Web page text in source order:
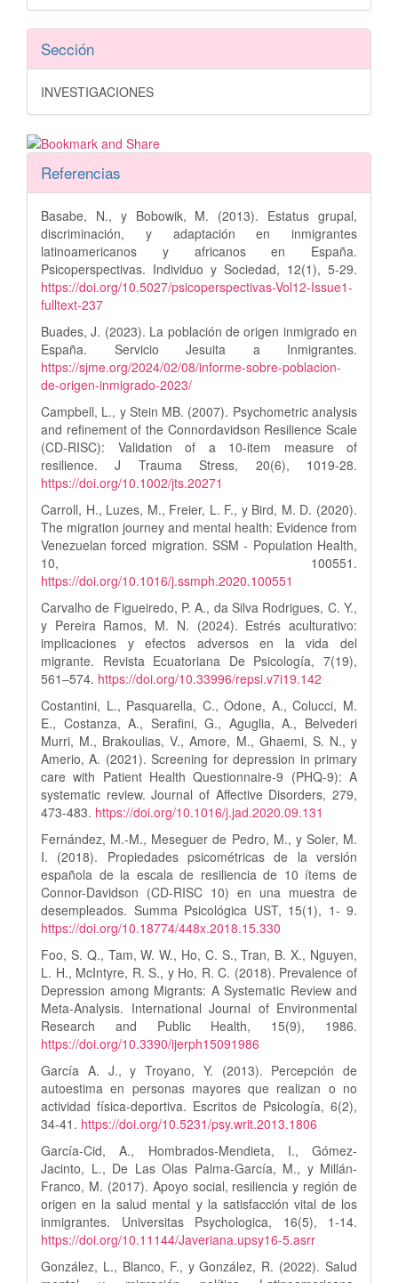
Sección
INVESTIGACIONES
Referencias
Basabe, N., y Bobowik, M. (2013). Estatus grupal,
discriminación, y adaptación en inmigrantes
latinoamericanos y africanos en España.
Psicoperspectivas. Individuo y Sociedad, 12(1), 5-29.
https://doi.org/10.5027/psicoperspectivas-Vol12-Issue1-
fulltext-237
Buades, J. (2023). La población de origen inmigrado en
España. Servicio Jesuita a Inmigrantes.
https://sjme.org/2024/02/08/informe-sobre-poblacion-
de-origen-inmigrado-2023/
Campbell, L., y Stein MB. (2007). Psychometric analysis
and refinement of the Connordavidson Resilience Scale
(CD-RISC): Validation of a 10-item measure of
resilience. J Trauma Stress, 20(6), 1019-28.
https://doi.org/10.1002/jts.20271
Carroll, H., Luzes, M., Freier, L. F., y Bird, M. D. (2020).
The migration journey and mental health: Evidence from
Venezuelan forced migration. SSM - Population Health,
10, 100551.
https://doi.org/10.1016/j.ssmph.2020.100551
Carvalho de Figueiredo, P. A., da Silva Rodrigues, C. Y.,
y Pereira Ramos, M. N. (2024). Estrés aculturativo:
implicaciones y efectos adversos en la vida del
migrante. Revista Ecuatoriana De Psicología, 7(19),
561–574. https://doi.org/10.33996/repsi.v7i19.142
Costantini, L., Pasquarella, C., Odone, A., Colucci, M.
E., Costanza, A., Serafini, G., Aguglia, A., Belvederi
Murri, M., Brakoulias, V., Amore, M., Ghaemi, S. N., y
Amerio, A. (2021). Screening for depression in primary
care with Patient Health Questionnaire-9 (PHQ-9): A
systematic review. Journal of Affective Disorders, 279,
473-483. https://doi.org/10.1016/j.jad.2020.09.131
Fernández, M.-M., Meseguer de Pedro, M., y Soler, M.
I. (2018). Propiedades psicométricas de la versión
española de la escala de resiliencia de 10 ítems de
Connor-Davidson (CD-RISC 10) en una muestra de
desempleados. Summa Psicológica UST, 15(1), 1- 9.
https://doi.org/10.18774/448x.2018.15.330
Foo, S. Q., Tam, W. W., Ho, C. S., Tran, B. X., Nguyen,
L. H., McIntyre, R. S., y Ho, R. C. (2018). Prevalence of
Depression among Migrants: A Systematic Review and
Meta-Analysis. International Journal of Environmental
Research and Public Health, 15(9), 1986.
https://doi.org/10.3390/ijerph15091986
García A. J., y Troyano, Y. (2013). Percepción de
autoestima en personas mayores que realizan o no
actividad física-deportiva. Escritos de Psicología, 6(2),
34-41. https://doi.org/10.5231/psy.writ.2013.1806
García-Cid, A., Hombrados-Mendieta, I., Gómez-
Jacinto, L., De Las Olas Palma-García, M., y Millán-
Franco, M. (2017). Apoyo social, resiliencia y región de
origen en la salud mental y la satisfacción vital de los
inmigrantes. Universitas Psychologica, 16(5), 1-14.
https://doi.org/10.11144/Javeriana.upsy16-5.asrr
González, L., Blanco, F., y González, R. (2022). Salud